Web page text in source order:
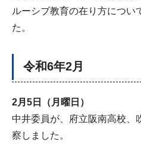
ルーシブ教育の在り方につい
た。
令和6年2月
2月5日（月曜日）
中井委員が、府立阪南高校、
察しました。